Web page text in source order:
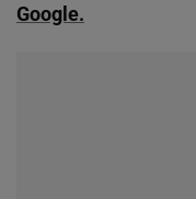
Google.